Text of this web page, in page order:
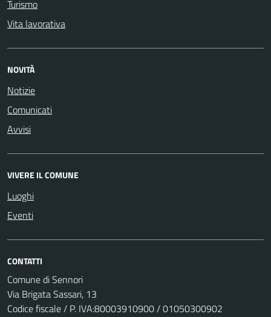
Turismo
Vita lavorativa
NOVITÀ
Notizie
Comunicati
Avvisi
VIVERE IL COMUNE
Luoghi
Eventi
CONTATTI
Comune di Sennori
Via Brigata Sassari, 13
Codice fiscale / P. IVA:80003910900 / 01050300902